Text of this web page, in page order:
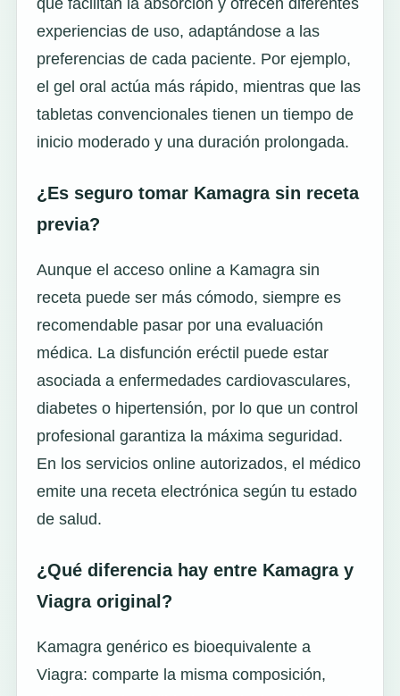
experiencias de uso, adaptándose a las
preferencias de cada paciente. Por ejemplo,
el gel oral actúa más rápido, mientras que las
tabletas convencionales tienen un tiempo de
inicio moderado y una duración prolongada.
¿Es seguro tomar Kamagra sin receta
previa?
Aunque el acceso online a Kamagra sin
receta puede ser más cómodo, siempre es
recomendable pasar por una evaluación
médica. La disfunción eréctil puede estar
asociada a enfermedades cardiovasculares,
diabetes o hipertensión, por lo que un control
profesional garantiza la máxima seguridad.
En los servicios online autorizados, el médico
emite una receta electrónica según tu estado
de salud.
¿Qué diferencia hay entre Kamagra y
Viagra original?
Kamagra genérico es bioequivalente a
Viagra: comparte la misma composición,